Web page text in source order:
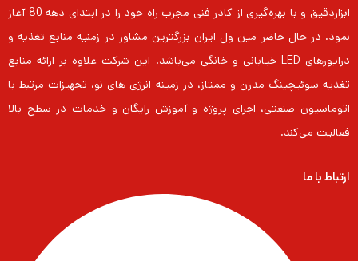
ابزاردقیق و با بهره‌گیری از کادر فنی مجرب راه خود را در ابتدای دهه 80 آغاز
نمود. در حال حاضر مین ول ایران بزرگترین مشاور در زمنیه منابع تغذیه و
درایورهای LED خیابانی و خانگی می‌باشد. این شرکت علاوه بر ارائه منابع
تغذیه سوئیچینگ مدرن و ممتاز، در زمینه انرژی های نو، تجهیزات مرتبط با
اتوماسیون صنعتی، اجرای پروژه و آموزش رایگان و خدمات در سطح بالا
فعالیت می‌کند.
ارتباط با ما